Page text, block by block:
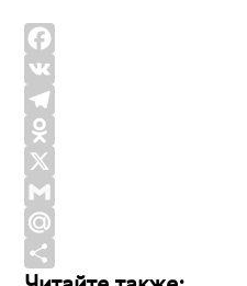
F
a
c
e
b
o
o
V
K
T
e
l
e
g
O
d
n
o
X
G
m
M